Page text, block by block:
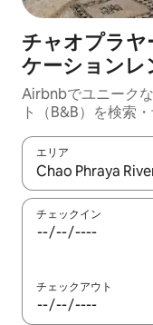
チャオプラヤ
ケーションレ
Airbnbでユニーク
ト（B&B）を検索
エリア
検索結果が表示さ
チェックイン
チェックアウト